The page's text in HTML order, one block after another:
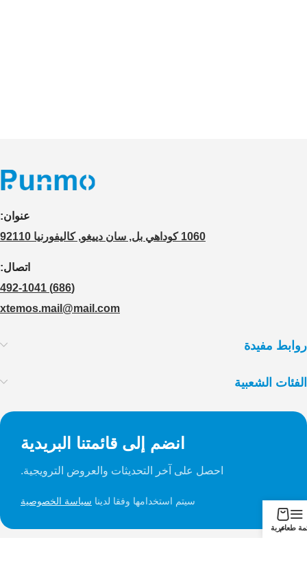
عنوان:
1060 كوداهي بل, سان دييغو, كاليفورنيا 92110
اتصال:
(686) 492-1041
xtemos.mail@mail.com
روابط مفيدة
الفئات الشعبية
انضم إلى قائمتنا البريدية
احصل على آخر التحديثات والعروض الترويجية.
سيتم استخدامها وفقا لدينا سياسة الخصوصية
طعامعربة